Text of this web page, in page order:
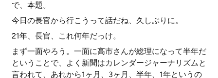
で、本題。
今日の長官から行こうって話だね、久しぶりに。
21年、長官、これ何年だっけ。
まず一面やろう。一面に高市さんが総理になって半年だ
ということで、よく新聞はカレンダージャーナリズムと
言われて、あれから1ヶ月、3ヶ月、半年、1年というの